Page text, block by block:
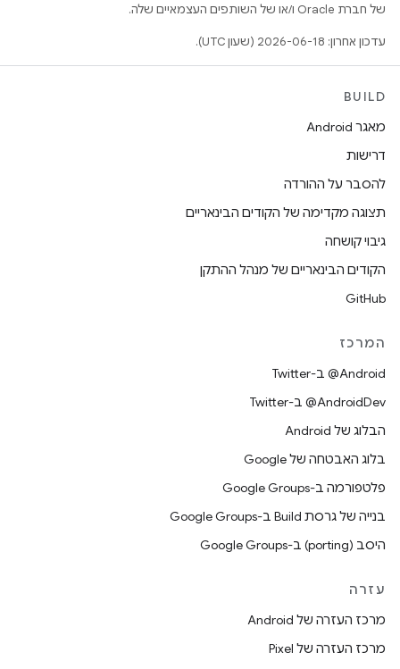
של חברת Oracle ו/או של השותפים העצמאיים שלה.
עדכון אחרון: 2026-06-18 (שעון UTC).
BUILD
מאגר Android
דרישות
להסבר על ההורדה
תצוגה מקדימה של הקודים הבינאריים
גיבוי קושחה
הקודים הבינאריים של מנהל ההתקן
GitHub
המרכז
‎@Android ב-Twitter
‎@AndroidDev ב-Twitter
הבלוג של Android
בלוג האבטחה של Google
פלטפורמה ב-Google Groups
בנייה של גרסת Build ב-Google Groups
היסב (porting) ב-Google Groups
עזרה
מרכז העזרה של Android
מרכז העזרה של Pixel